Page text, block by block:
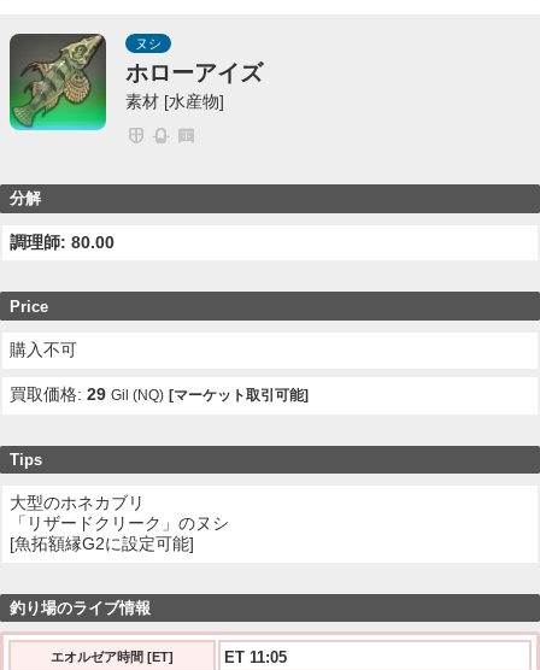
ヌシ
ホローアイズ
素材 [水産物]
分解
調理師: 80.00
Price
購入不可
買取価格:29 Gil (NQ) [マーケット取引可能]
Tips
大型のホネカブリ
「リザードクリーク」のヌシ
[魚拓額縁G2に設定可能]
釣り場のライブ情報
エオルゼア時間 [ET] ET 11:06